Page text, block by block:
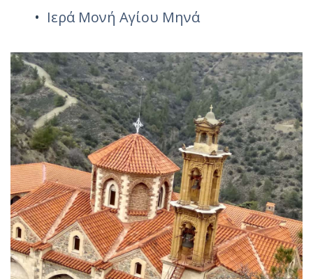
Ιερά Μονή Αγίου Μηνά